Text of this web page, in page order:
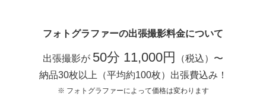
フォトグラファーの出張撮影料金について
出張撮影が 50分 11,000円
（税込）〜
納品30枚以上（平均約100枚）出張費込み！
※ フォトグラファーによって価格は変わります